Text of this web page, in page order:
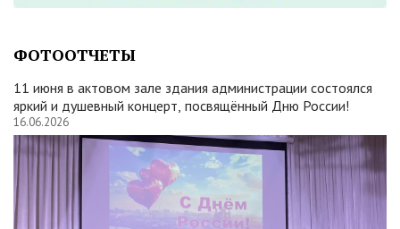
ФОТООТЧЕТЫ
11 июня в актовом зале здания администрации состоялся
яркий и душевный концерт, посвящённый Дню России!
16.06.2026